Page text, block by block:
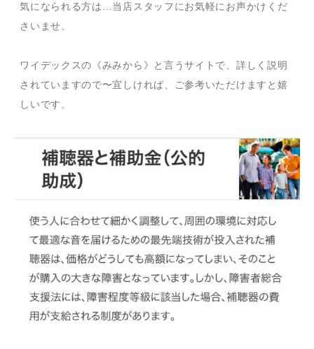
気になられる方は…当店スタッフにお気軽にお声かけくだ
さいませ。
ワイデックスの《みみから》と言うサイトで、詳しく説明
されていますので〜宜しければ、ご参考いただけますと嬉
しいです。